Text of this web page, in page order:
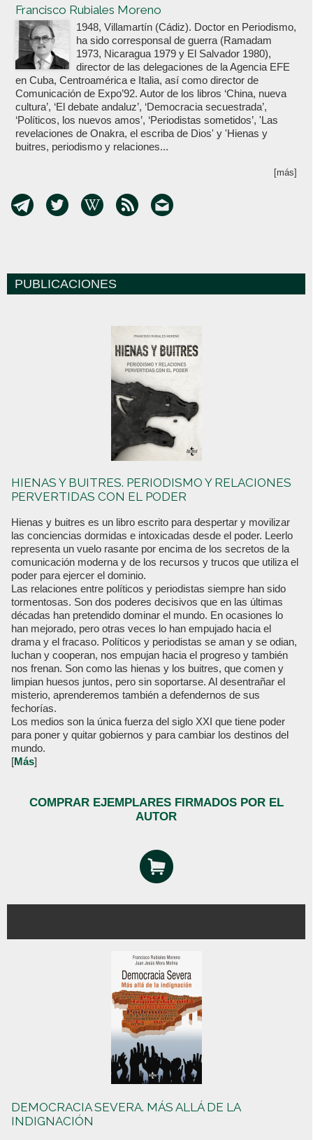
Francisco Rubiales Moreno
1948, Villamartín (Cádiz). Doctor en Periodismo,
ha sido corresponsal de guerra (Ramadam
1973, Nicaragua 1979 y El Salvador 1980),
director de las delegaciones de la Agencia EFE
en Cuba, Centroamérica e Italia, así como director de
Comunicación de Expo’92. Autor de los libros ‘China, nueva
cultura’, ‘El debate andaluz’, ‘Democracia secuestrada’,
‘Políticos, los nuevos amos’, ‘Periodistas sometidos’, 'Las
revelaciones de Onakra, el escriba de Dios' y 'Hienas y
buitres, periodismo y relaciones...
[más]
PUBLICACIONES
HIENAS Y BUITRES. PERIODISMO Y RELACIONES
PERVERTIDAS CON EL PODER
Hienas y buitres es un libro escrito para despertar y movilizar
las conciencias dormidas e intoxicadas desde el poder. Leerlo
representa un vuelo rasante por encima de los secretos de la
comunicación moderna y de los recursos y trucos que utiliza el
poder para ejercer el dominio.
Las relaciones entre políticos y periodistas siempre han sido
tormentosas. Son dos poderes decisivos que en las últimas
décadas han pretendido dominar el mundo. En ocasiones lo
han mejorado, pero otras veces lo han empujado hacia el
drama y el fracaso. Políticos y periodistas se aman y se odian,
luchan y cooperan, nos empujan hacia el progreso y también
nos frenan. Son como las hienas y los buitres, que comen y
limpian huesos juntos, pero sin soportarse. Al desentrañar el
misterio, aprenderemos también a defendernos de sus
fechorías.
Los medios son la única fuerza del siglo XXI que tiene poder
para poner y quitar gobiernos y para cambiar los destinos del
mundo.
[Más]
COMPRAR EJEMPLARES FIRMADOS POR EL
AUTOR
DEMOCRACIA SEVERA. MÁS ALLÁ DE LA
INDIGNACIÓN